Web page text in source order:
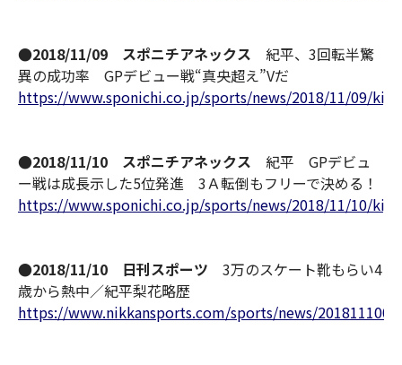
●2018/11/09 スポニチアネックス 紀平、3回転半驚
異の成功率 GPデビュー戦“真央超え”Vだ
https://www.sponichi.co.jp/sports/news/2018/11/09/kiji/
●2018/11/10 スポニチアネックス 紀平 GPデビュ
ー戦は成長示した5位発進 3Ａ転倒もフリーで決める！
https://www.sponichi.co.jp/sports/news/2018/11/10/kiji/
●2018/11/10 日刊スポーツ 3万のスケート靴もらい4
歳から熱中／紀平梨花略歴
https://www.nikkansports.com/sports/news/